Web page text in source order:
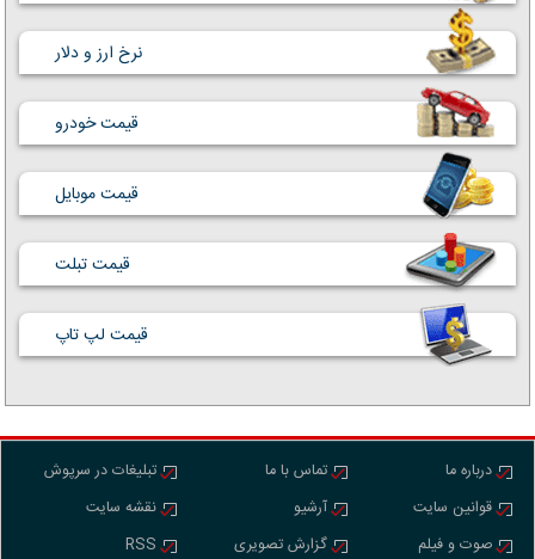
نرخ ارز و دلار
قیمت خودرو
قیمت موبایل
قیمت تبلت
قیمت لپ تاپ
درباره ما
قوانین سایت
صوت و فیلم
تماس با ما
آرشیو
گزارش تصویری
تبلیغات در سرپوش
نقشه سایت
RSS